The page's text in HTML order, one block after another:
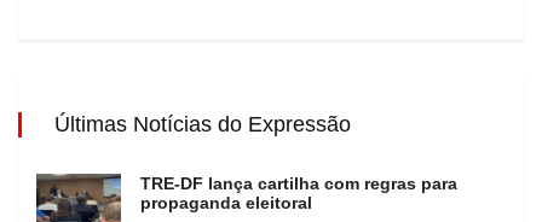
Últimas Notícias do Expressão
TRE-DF lança cartilha com regras para
propaganda eleitoral